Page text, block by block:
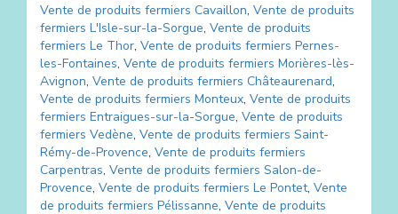
Vente de produits fermiers Cavaillon, Vente de produits
fermiers L'Isle-sur-la-Sorgue, Vente de produits
fermiers Le Thor, Vente de produits fermiers Pernes-
les-Fontaines, Vente de produits fermiers Morières-lès-
Avignon, Vente de produits fermiers Châteaurenard,
Vente de produits fermiers Monteux, Vente de produits
fermiers Entraigues-sur-la-Sorgue, Vente de produits
fermiers Vedène, Vente de produits fermiers Saint-
Rémy-de-Provence, Vente de produits fermiers
Carpentras, Vente de produits fermiers Salon-de-
Provence, Vente de produits fermiers Le Pontet, Vente
de produits fermiers Pélissanne, Vente de produits